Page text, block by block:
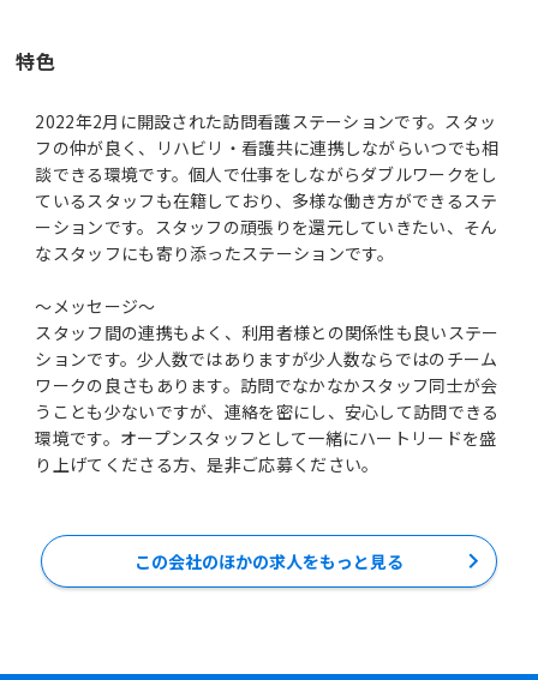
特色
2022年2月に開設された訪問看護ステーションです。スタッ
フの仲が良く、リハビリ・看護共に連携しながらいつでも相
談できる環境です。個人で仕事をしながらダブルワークをし
ているスタッフも在籍しており、多様な働き方ができるステ
ーションです。スタッフの頑張りを還元していきたい、そん
なスタッフにも寄り添ったステーションです。
～メッセージ～
スタッフ間の連携もよく、利用者様との関係性も良いステー
ションです。少人数ではありますが少人数ならではのチーム
ワークの良さもあります。訪問でなかなかスタッフ同士が会
うことも少ないですが、連絡を密にし、安心して訪問できる
環境です。オープンスタッフとして一緒にハートリードを盛
り上げてくださる方、是非ご応募ください。
この会社のほかの求人をもっと見る